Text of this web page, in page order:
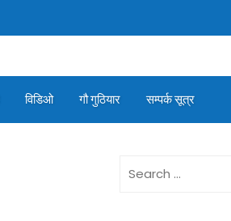
विडिओ गौ गुठियार सम्पर्क सूत्र
for: